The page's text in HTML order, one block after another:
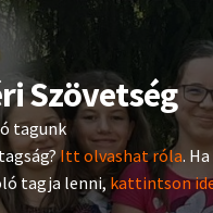
Szövetség
tagunk
Itt olvashat róla.
tagja lenni, kattintson